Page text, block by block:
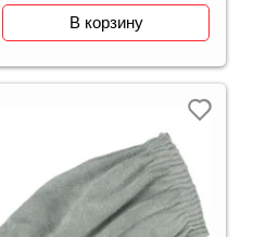
В корзину